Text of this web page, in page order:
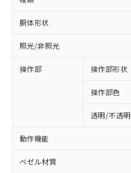
胴体形状
照光/非照光
操作部 操作部形状
操作部色
透明/不透明
動作機能
ベゼル材質